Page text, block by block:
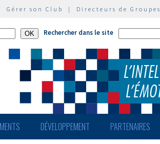
Gérer son Club | Directeurs de Groupes
Rechercher dans le site
DÉVELOPPEMENT PARTENAIRES